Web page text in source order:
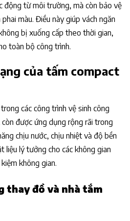
động từ môi trường, mà còn bảo vệ
màu. Điều này giúp vách ngăn
bị xuống cấp theo thời gian,
toàn bộ công trình.
của tấm compact
các công trình vệ sinh công
được ứng dụng rộng rãi trong
chịu nước, chịu nhiệt và độ bền
liệu lý tưởng cho các không gian
không gian.
thay đồ và nhà tắm